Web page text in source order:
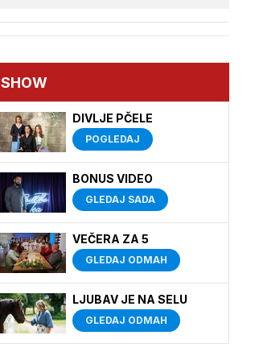
SHOW
DIVLJE PČELE
POGLEDAJ
BONUS VIDEO
GLEDAJ SADA
VEČERA ZA 5
GLEDAJ ODMAH
LJUBAV JE NA SELU
GLEDAJ ODMAH